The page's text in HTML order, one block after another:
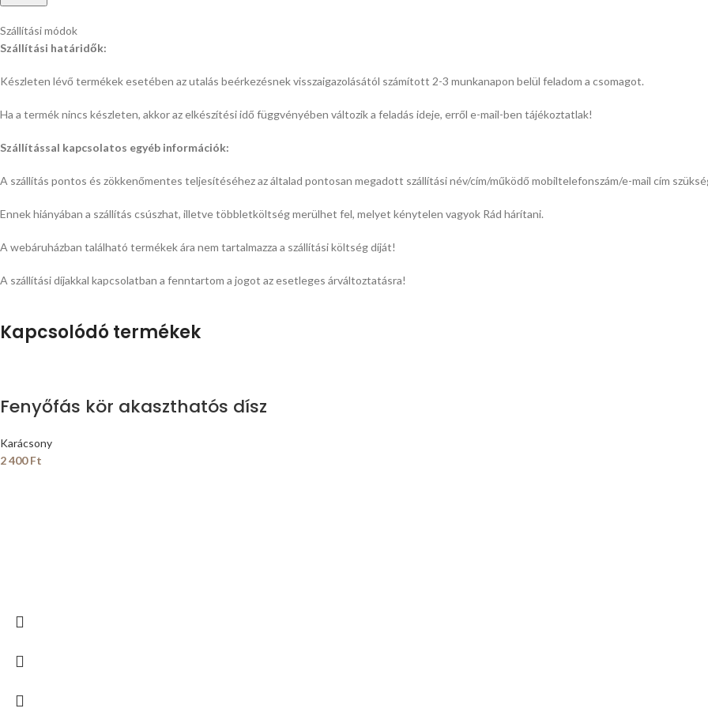
Szállítási módok
Szállítási határidők:
Készleten lévő termékek esetében az utalás beérkezésnek visszaigazolásától számított 2-3 munkanapon belül feladom a csomagot.
Ha a termék nincs készleten, akkor az elkészítési idő függvényében változik a feladás ideje, erről e-mail-ben tájékoztatlak!
Szállítással kapcsolatos egyéb információk:
A szállítás pontos és zökkenőmentes teljesítéséhez az általad pontosan megadott szállítási név/cím/működő mobiltelefonszám/e-mail cím
Ennek hiányában a szállítás csúszhat, illetve többletköltség merülhet fel, melyet kénytelen vagyok Rád hárítani.
A webáruházban található termékek ára nem tartalmazza a szállítási költség díját!
A szállítási díjakkal kapcsolatban a fenntartom a jogot az esetleges árváltoztatásra!
Kapcsolódó termékek
Fenyőfás kör akaszthatós dísz
Karácsony
2 400Ft